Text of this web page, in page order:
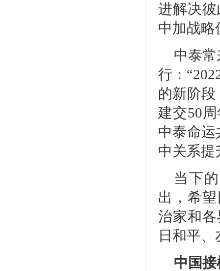
进解决
中加战略
中泰
行：
的新阶
建交50
中泰命运
中关系提
当下
出，希
治家和
日和平
中国接